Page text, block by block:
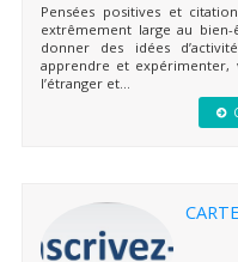
Pensées positives et
extrêmement large au bien-
donner des idées
apprendre et expérimenter,
l’étranger et...